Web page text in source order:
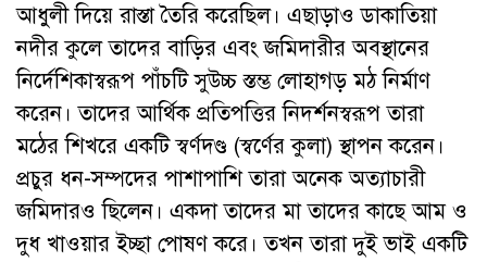
আধুলী দিয়ে রাস্তা তৈরি করেছিল। এছাড়াও ডাকাতিয়া
নদীর কুলে তাদের বাড়ির এবং জমিদারীর অবস্থানের
নির্দেশিকাস্বরূপ পাঁচটি সুউচ্চ স্তম্ভ লোহাগড় মঠ নির্মাণ
করেন। তাদের আর্থিক প্রতিপত্তির নিদর্শনস্বরূপ তারা
মঠের শিখরে একটি স্বর্ণদ­ণ্ড (স্বর্ণের কুলা) স্থাপন করেন।
প্রচুর ধন-সম্পদের পাশাপাশি তারা অনেক অত্যাচারী
জমিদারও ছিলেন। একদা তাদের মা তাদের কাছে আম ও
দুধ খাওয়ার ইচ্ছা পোষণ করে। তখন তারা দুই ভাই একটি